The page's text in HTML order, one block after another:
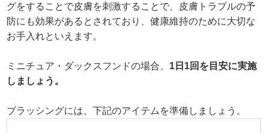
グをすることで皮膚を刺激することで、皮膚トラブルの予
防にも効果があるとされており、健康維持のために大切な
お手入れといえます。
ミニチュア・ダックスフンドの場合、 1日1回を目安に実施
しましょう。
ブラッシングには、下記のアイテムを準備しましょう。